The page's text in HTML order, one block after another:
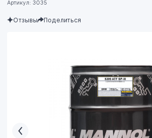
Артикул: 3035
Отзывы Поделиться